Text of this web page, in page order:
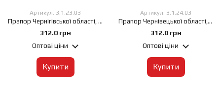
Артикул: 3.1.23.03
Прапор Чернігівської області, 60х90 см, Штучний шовк 50 г/м², Сублімаційний друк, односторонній, Кишеня під древко зліва
312.0 грн
Оптові ціни
Купити
Артикул: 3.1.24.03
Прапор Чернівецької області, 60х90 см, Штучний шовк 50 г/м², Сублімаційний друк, односторонній, Кишеня під древко зліва
312.0 грн
Оптові ціни
Купити